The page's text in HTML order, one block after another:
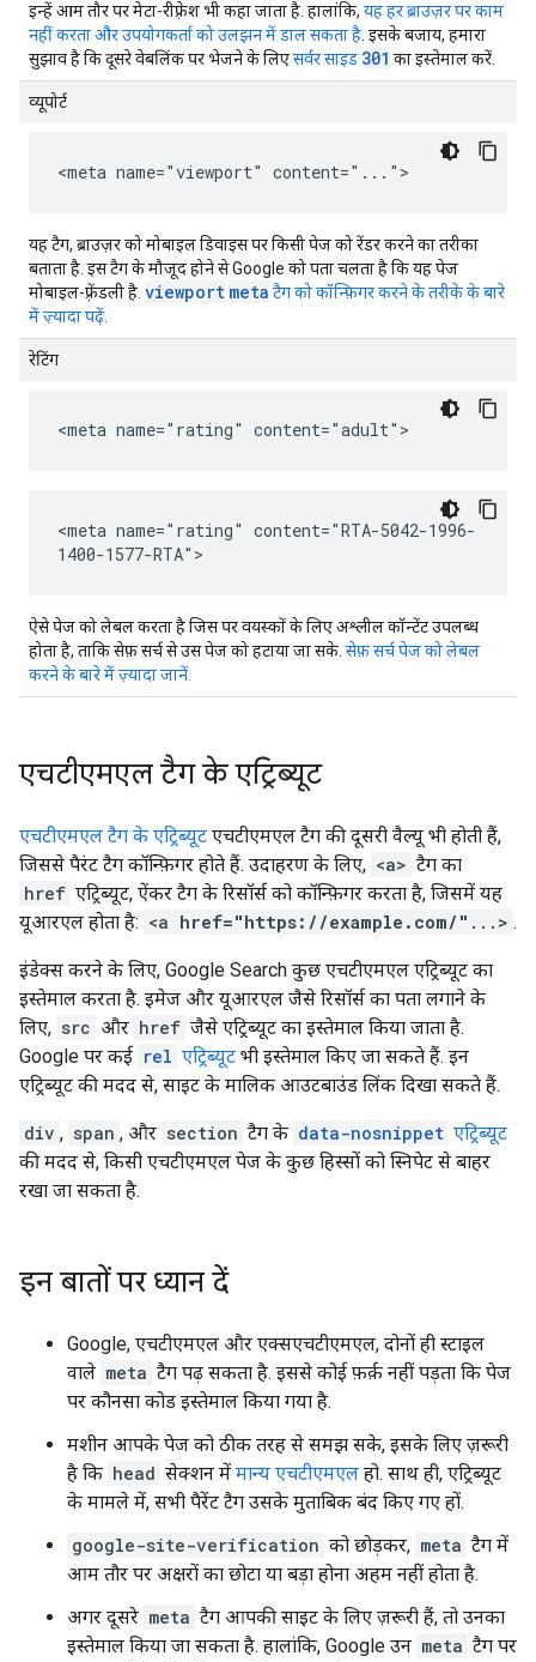
इन्हें आम तौर पर मेटा-रीफ़्रेश भी कहा जाता है. हालांकि, यह हर ब्राउज़र पर काम
नहीं करता और उपयोगकर्ता को उलझन में डाल सकता है . इसके बजाय, हमारा
सुझाव है कि दूसरे वेबलिंक पर भेजने के लिएसर्वर साइड 301 का इस्तेमाल करें.
व्यूपोर्ट
<meta name="viewport" content="...">
यह टैग, ब्राउज़र को मोबाइल डिवाइस पर किसी पेज को रेंडर करने का तरीका
बताता है. इस टैग के मौजूद होने से Google को पता चलता है कि यह पेज
मोबाइल-फ़्रेंडली है. viewport meta टैग को कॉन्फ़िगर करने के तरीके के बारे
में ज़्यादा पढ़ें.
रेटिंग
<meta name="rating" content="adult">
<meta name="rating" content="RTA-5042-1996-
1400-1577-RTA">
ऐसे पेज को लेबल करता है जिस पर वयस्कों के लिए अश्लील कॉन्टेंट उपलब्ध
होता है, ताकि सेफ़ सर्च से उस पेज को हटाया जा सके. सेफ़ सर्च पेज को लेबल
करने के बारे में ज़्यादा जानें.
एचटीएमएल टैग के एट्रिब्यूट
एचटीएमएल टैग के एट्रिब्यूट एचटीएमएल टैग की दूसरी वैल्यू भी होती हैं,
जिससे पैरंट टैग कॉन्फ़िगर होते हैं. उदाहरण के लिए, <a> टैग का
href एट्रिब्यूट, ऐंकर टैग के रिसॉर्स को कॉन्फ़िगर करता है, जिसमें यह
यूआरएल होता है: <a href="https://example.com/" ...> .
इंडेक्स करने के लिए, Google Search कुछ एचटीएमएल एट्रिब्यूट का
इस्तेमाल करता है. इमेज और यूआरएल जैसे रिसॉर्स का पता लगाने के
लिए, src और href जैसे एट्रिब्यूट का इस्तेमाल किया जाता है.
Google पर कई rel एट्रिब्यूट भी इस्तेमाल किए जा सकते हैं. इन
एट्रिब्यूट की मदद से, साइट के मालिक आउटबाउंड लिंक दिखा सकते हैं.
div , span , और section टैग के data-nosnippet एट्रिब्यूट
की मदद से, किसी एचटीएमएल पेज के कुछ हिस्सों को स्निपेट से बाहर
रखा जा सकता है.
इन बातों पर ध्यान दें
Google, एचटीएमएल और एक्सएचटीएमएल, दोनों ही स्टाइल
वाले meta टैग पढ़ सकता है. इससे कोई फ़र्क़ नहीं पड़ता कि पेज
पर कौनसा कोड इस्तेमाल किया गया है.
मशीन आपके पेज को ठीक तरह से समझ सके, इसके लिए ज़रूरी
है कि head सेक्शन में मान्य एचटीएमएल हो. साथ ही, एट्रिब्यूट
के मामले में, सभी पैरेंट टैग उसके मुताबिक बंद किए गए हों.
google-site-verification को छोड़कर, meta टैग में
आम तौर पर अक्षरों का छोटा या बड़ा होना अहम नहीं होता है.
अगर दूसरे meta टैग आपकी साइट के लिए ज़रूरी हैं, तो उनका
इस्तेमाल किया जा सकता है. हालांकि, Google उन meta टैग पर